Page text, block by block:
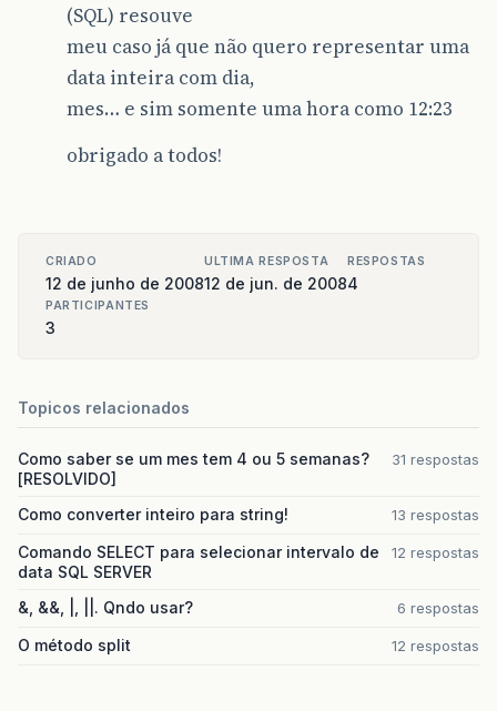
(SQL) resouve
meu caso já que não quero representar uma
data inteira com dia,
mes… e sim somente uma hora como 12:23
obrigado a todos!
CRIADO
12 de junho de 2008
ULTIMA RESPOSTA
12 de jun. de 2008
RESPOSTAS
4
PARTICIPANTES
3
Topicos relacionados
Como saber se um mes tem 4 ou 5 semanas?
[RESOLVIDO]
31 respostas
Como converter inteiro para string! 13 respostas
Comando SELECT para selecionar intervalo de
data SQL SERVER
12 respostas
&, &&, |, ||. Qndo usar? 6 respostas
O método split 12 respostas